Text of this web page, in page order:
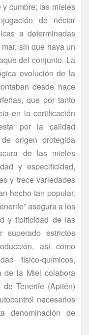
cumbre; las mieles
de néctar
a determinadas
sin que haya un
del conjunto. La
evolución de la
desde hace
que por tanto
en la certificación
por la calidad
origen protegida
de las mieles
y especificidad,
y trece variedades
hecho tan popular.
asegura a los
y tipificidad de las
estrictos
así como
físico-químicos,
de la Miel colabora
Tenerife (Apitén)
necesarios
denominación de